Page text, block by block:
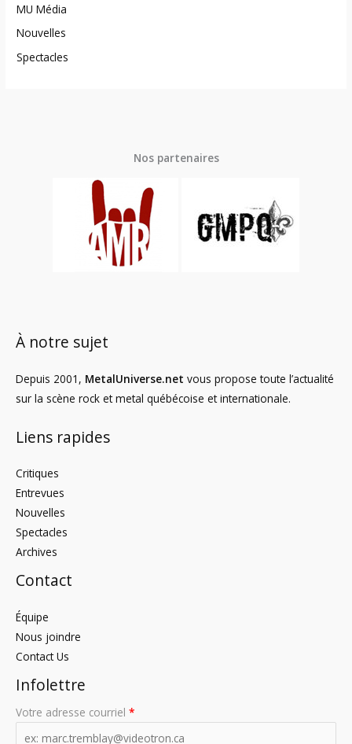
MU Média
Nouvelles
Spectacles
Nos partenaires
À notre sujet
Depuis 2001, MetalUniverse.net vous propose toute l’actualité
sur la scène rock et metal québécoise et internationale.
Liens rapides
Critiques
Entrevues
Nouvelles
Spectacles
Archives
Contact
Équipe
Nous joindre
Contact Us
Infolettre
Votre adresse courriel *